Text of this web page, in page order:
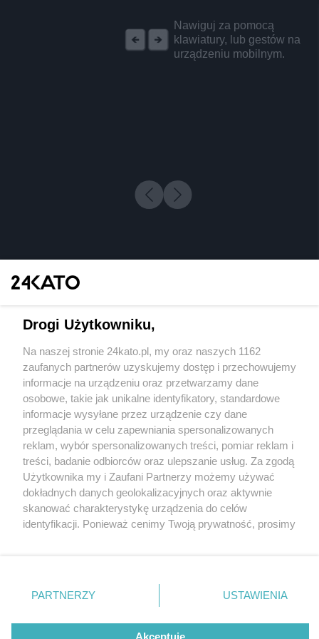
Nawiguj za pomocą
klawiatury, lub gestów na
urządzeniu mobilnym.
1 / 0
Wydawca mediów lokalnych
Nie zapomnij
zapoznać się z:
polityką prywatności regulamin korzystania z portali
Twojemiasto
Piekary Śląskie
Chorzów
Tarnowskie Góry
Gliwice
Skontakuj sięz nami
Kontakt
Wydawca
Redakcja
Drogi Użytkowniku,
Na naszej stronie 24kato.pl, my oraz naszych 1162
zaufanych partnerów uzyskujemy dostęp i przechowujemy
informacje na urządzeniu oraz przetwarzamy dane
osobowe, takie jak unikalne identyfikatory, standardowe
informacje wysyłane przez urządzenie czy dane
przeglądania w celu zapewniania spersonalizowanych
reklam, wybór spersonalizowanych treści, pomiar reklam i
treści, badanie odbiorców oraz ulepszanie usług. Za zgodą
Użytkownika my i Zaufani Partnerzy możemy używać
dokładnych danych geolokalizacyjnych oraz aktywnie
skanować charakterystykę urządzenia do celów
identyfikacji. Ponieważ cenimy Twoją prywatność, prosimy
prywatności znajdujący się w lewym dolnym rogu strony
. Niektóre rodzaje przetwarzania danych nie wymagają
zgody użytkownika, ale masz prawo sprzeciwić się
takiemu przetwarzaniu. Preferencje będą miały
PARTNERZY USTAWIENIA
Akceptuję